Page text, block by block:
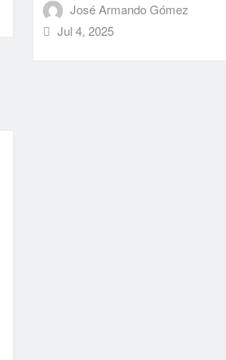
José Armando Gómez
Jul 4, 2025